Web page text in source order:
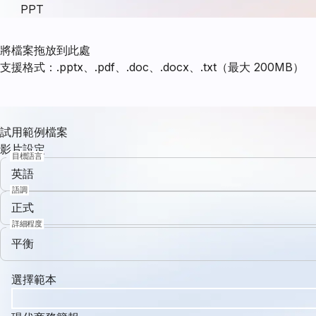
PPT
將檔案拖放到此處
支援格式：.pptx、.pdf、.doc、.docx、.txt（最大 200MB）
試用範例檔案
影片設定
目標語言
英語
語調
正式
詳細程度
平衡
選擇範本